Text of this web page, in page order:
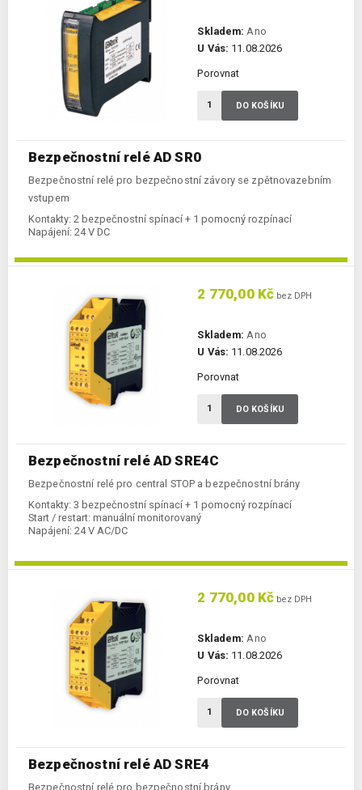
Bezpečnostní relé AD SR0
Bezpečnostní relé pro bezpečnostní závory se zpětnovazebním
vstupem
Kontakty: 2 bezpečnostní spínací + 1 pomocný rozpínací
Napájení: 24 V DC
Skladem: Ano
U Vás: 11.08.2026
Porovnat
DO KOŠÍKU
Bezpečnostní relé AD SRE4C
Bezpečnostní relé pro central STOP a bezpečnostní brány
Kontakty: 3 bezpečnostní spínací + 1 pomocný rozpínací
Start / restart: manuální monitorovaný
Napájení: 24 V AC/DC
2 770,00 Kč bez DPH
Skladem: Ano
U Vás: 11.08.2026
Porovnat
DO KOŠÍKU
Bezpečnostní relé AD SRE4
Bezpečnostní relé pro bezpečnostní brány
2 770,00 Kč bez DPH
Skladem: Ano
U Vás: 11.08.2026
Porovnat
DO KOŠÍKU